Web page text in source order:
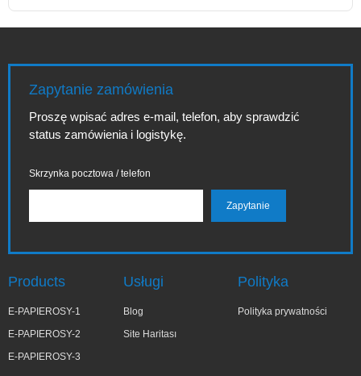
Zapytanie zamówienia
Proszę wpisać adres e-mail, telefon, aby sprawdzić
status zamówienia i logistykę.
Skrzynka pocztowa / telefon
Products
E-PAPIEROSY-1
E-PAPIEROSY-2
E-PAPIEROSY-3
Usługi
Blog
Site Haritası
Polityka
Polityka prywatności